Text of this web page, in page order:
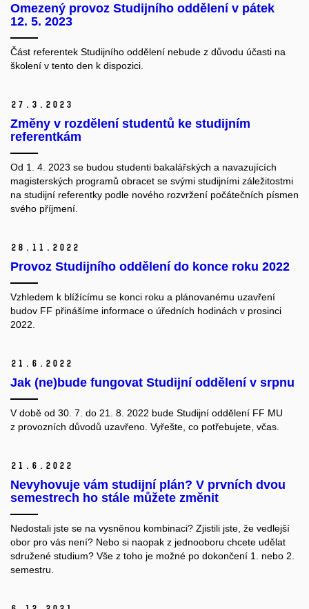
Omezený provoz Studijního oddělení v pátek
12. 5. 2023
Část referentek Studijního oddělení nebude z důvodu účasti na
školení v tento den k dispozici.
27. 3. 2023
Změny v rozdělení studentů ke studijním
referentkám
Od 1. 4. 2023 se budou studenti bakalářských a navazujících
magisterských programů obracet se svými studijními záležitostmi
na studijní referentky podle nového rozvržení počátečních písmen
svého příjmení.
28. 11. 2022
Provoz Studijního oddělení do konce roku 2022
Vzhledem k blížícímu se konci roku a plánovanému uzavření
budov FF přinášíme informace o úředních hodinách v prosinci
2022.
21. 6. 2022
Jak (ne)bude fungovat Studijní oddělení v srpnu
V době od 30. 7. do 21. 8. 2022 bude Studijní oddělení FF MU
z provozních důvodů uzavřeno. Vyřešte, co potřebujete, včas.
21. 6. 2022
Nevyhovuje vám studijní plán? V prvních dvou
semestrech ho stále můžete změnit
Nedostali jste se na vysněnou kombinaci? Zjistili jste, že vedlejší
obor pro vás není? Nebo si naopak z jednooboru chcete udělat
sdružené studium? Vše z toho je možné po dokončení 1. nebo 2.
semestru.